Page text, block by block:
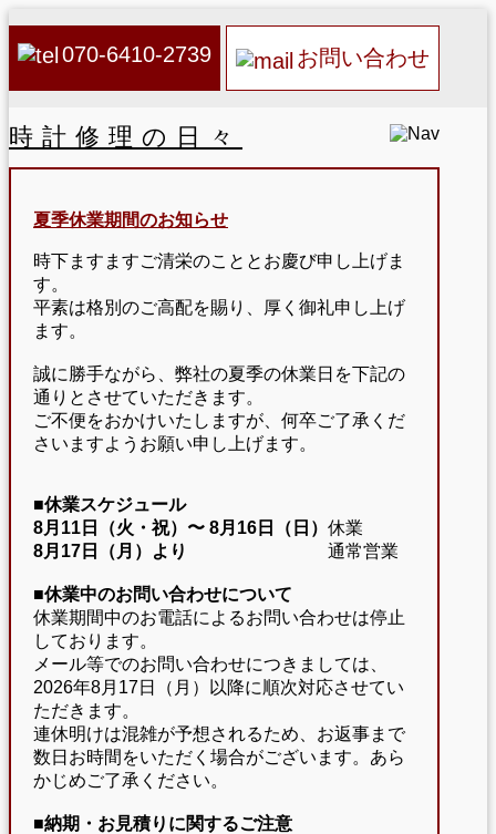
070-6410-2739 お問い合わせ
時計修理の日々
夏季休業期間のお知らせ
時下ますますご清栄のこととお慶び申し上げま
す。
平素は格別のご高配を賜り、厚く御礼申し上げ
ます。
誠に勝手ながら、弊社の夏季の休業日を下記の
通りとさせていただきます。
ご不便をおかけいたしますが、何卒ご了承くだ
さいますようお願い申し上げます。
■休業スケジュール
8月11日（火・祝）〜 8月16日（日） 休業
8月17日（月）より
通常営業
■休業中のお問い合わせについて
休業期間中のお電話によるお問い合わせは停止
しております。
メール等でのお問い合わせにつきましては、
2026年8月17日（月）以降に順次対応させてい
ただきます。
連休明けは混雑が予想されるため、お返事まで
数日お時間をいただく場合がございます。あら
かじめご了承ください。
■納期・お見積りに関するご注意